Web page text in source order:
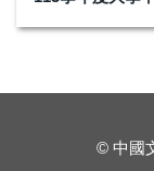
© 中國